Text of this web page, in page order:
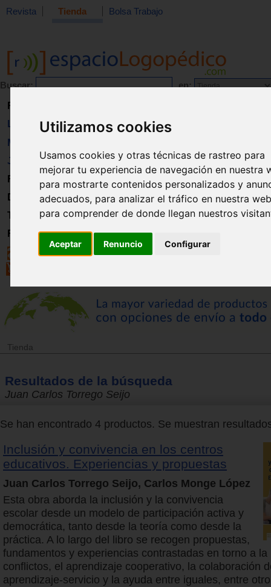
Utilizamos cookies
Usamos cookies y otras técnicas de rastreo para
mejorar tu experiencia de navegación en nuestra
para mostrarte contenidos personalizados y
adecuados, para analizar el tráfico en nuestra
para comprender de donde llegan nuestros
Aceptar Renuncio Configurar
Revista Tienda Bolsa Trabajo
Buscar: en:
Revista
Libros
Material
Juguetes
Formación
Directorio
Trabajo
Registro
Tienda
Resultados de la búsqueda
Juan Carlos Torrego Seijo
Se han encontrado 4 productos. Se muestran
Inclusión y convivencia en los centros
educativos. Experiencias y propuestas
Juan Carlos Torrego Seijo, Carlos Monge López
Esta obra aborda la inclusión y la convivencia
escolar desde un modelo de participación activa y
democrática, tanto desde la teoría como desde la
práctica. A lo largo del libro se recogen propuestas,
fundamentos y experiencias contrastadas en torno a la
conflictos, el aprendizaje cooperativo, la colaboración
aprendizaje-servicio y la ayuda entre iguales, entre